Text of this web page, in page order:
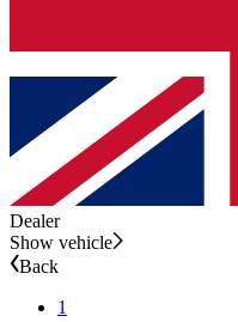
Dealer
Show vehicle
Back
1